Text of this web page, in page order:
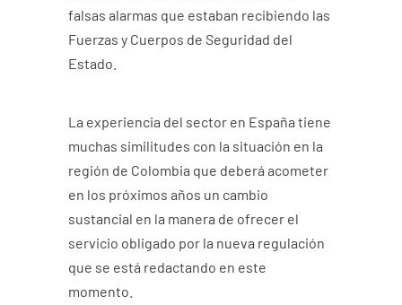
falsas alarmas que estaban recibiendo las
Fuerzas y Cuerpos de Seguridad del
Estado.
La experiencia del sector en España tiene
muchas similitudes con la situación en la
región de Colombia que deberá acometer
en los próximos años un cambio
sustancial en la manera de ofrecer el
servicio obligado por la nueva regulación
que se está redactando en este
momento.